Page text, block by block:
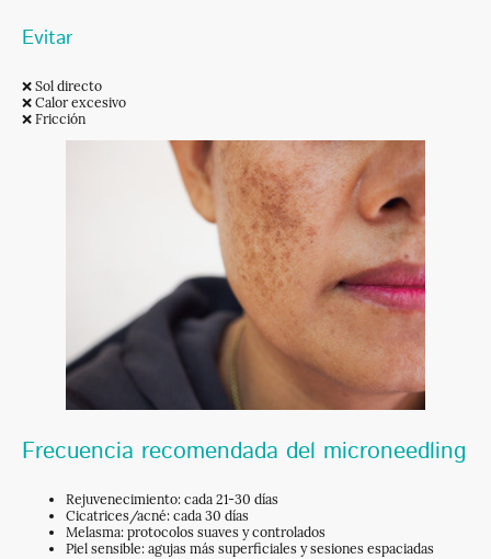
Evitar
❌ Sol directo
❌ Calor excesivo
❌ Fricción
Frecuencia recomendada del microneedling
Rejuvenecimiento: cada 21-30 días
Cicatrices/acné: cada 30 días
Melasma: protocolos suaves y controlados
Piel sensible: agujas más superficiales y sesiones espaciadas